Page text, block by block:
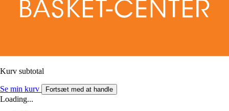
Kurv subtotal
Se min kurv Fortsæt med at handle
Loading...